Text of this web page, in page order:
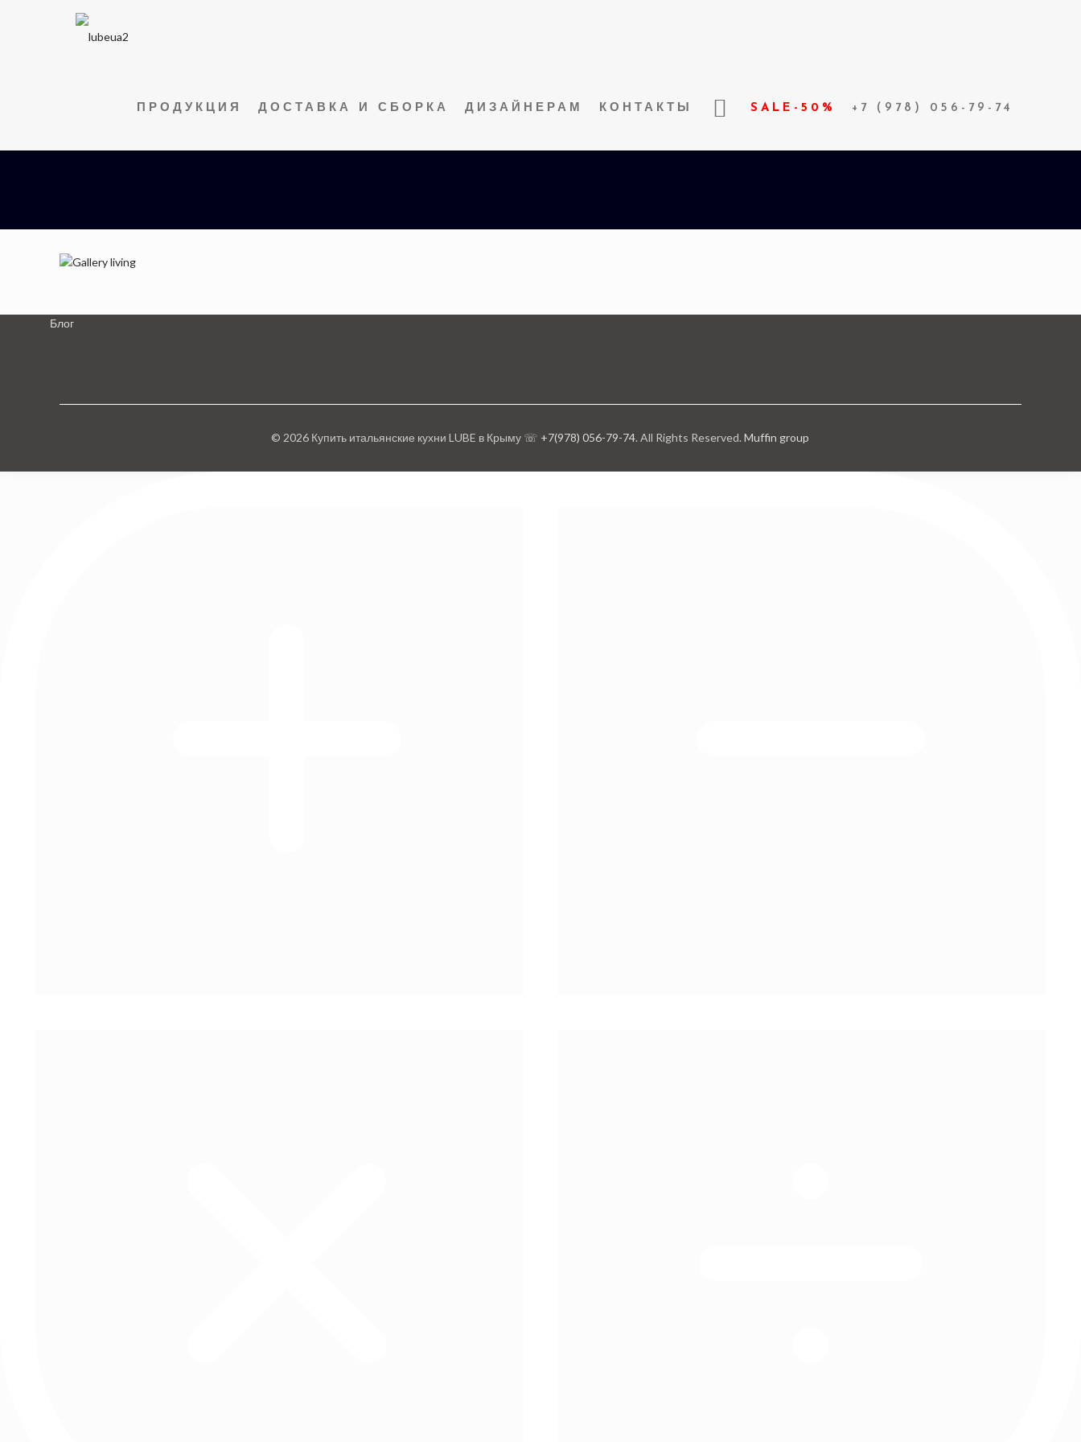
ПРОДУКЦИЯ ДОСТАВКА И СБОРКА ДИЗАЙНЕРАМ КОНТАКТЫ SALE-50% +7 (978) 056-79-74
Блог
© 2026 Купить итальянские кухни LUBE в Крыму ☏ +7(978) 056-79-74. All Rights Reserved.Muffin group